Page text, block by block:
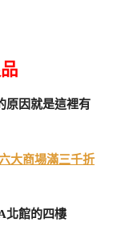
原因就是這裡有
大商場滿三千折
北館的四樓